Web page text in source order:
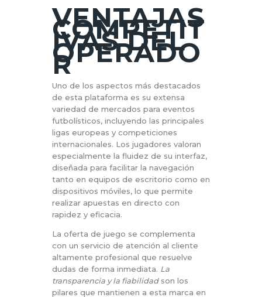
VENTAJAS
COMPETIT
IVAS DEL
OPERADO
R
Uno de los aspectos más destacados
de esta plataforma es su extensa
variedad de mercados para eventos
futbolísticos, incluyendo las principales
ligas europeas y competiciones
internacionales. Los jugadores valoran
especialmente la fluidez de su interfaz,
diseñada para facilitar la navegación
tanto en equipos de escritorio como en
dispositivos móviles, lo que permite
realizar apuestas en directo con
rapidez y eficacia.
La oferta de juego se complementa
con un servicio de atención al cliente
altamente profesional que resuelve
dudas de forma inmediata. La
transparencia y la fiabilidadson los
pilares que mantienen a esta marca en